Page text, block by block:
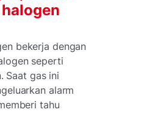
bekerja dengan
seperti
Saat gas ini
alarm
tahu